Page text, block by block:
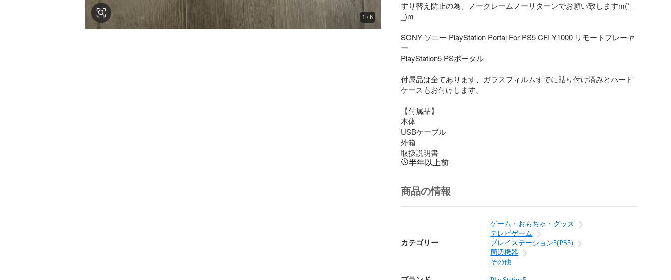
1 /6
すり替え防止の為、ノークレームノーリターンでお願い致しますm(*_
_)m
SONY ソニー PlayStation Portal For PS5 CFI-Y1000 リモートプレーヤ
ー
PlayStation5 PSポータル
付属品は全てあります、ガラスフィルムすでに貼り付け済みとハード
ケースもお付けします。
【付属品】
本体
USBケーブル
外箱
取扱説明書
半年以上前
商品の情報
カテゴリー
ゲーム・おもちゃ・グッズ
テレビゲーム
プレイステーション5(PS5)
周辺機器
その他